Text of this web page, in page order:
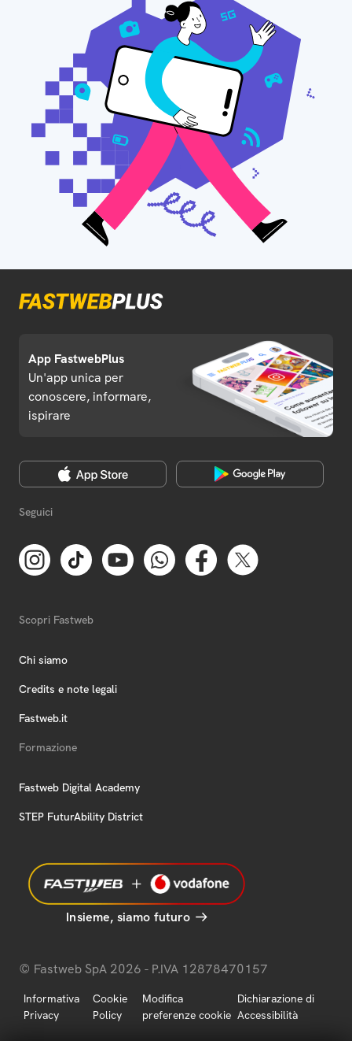
App FastwebPlus
Un'app unica per
conoscere, informare,
ispirare
Seguici
Scopri Fastweb
Chi siamo
Credits e note legali
Fastweb.it
Formazione
Fastweb Digital Academy
STEP FuturAbility District
Insieme, siamo futuro
© Fastweb SpA 2026 - P.IVA 12878470157
Informativa
Privacy
Cookie
Policy
Modifica
preferenze cookie
Dichiarazione di
Accessibilità